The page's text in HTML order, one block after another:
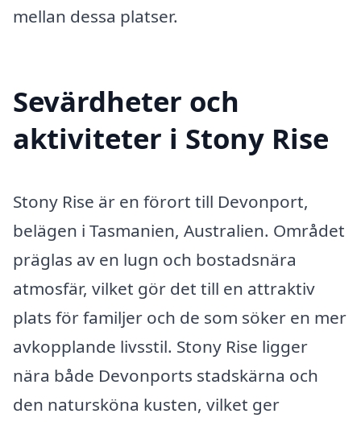
mellan dessa platser.
Sevärdheter och
aktiviteter i Stony Rise
Stony Rise är en förort till Devonport,
belägen i Tasmanien, Australien. Området
präglas av en lugn och bostadsnära
atmosfär, vilket gör det till en attraktiv
plats för familjer och de som söker en mer
avkopplande livsstil. Stony Rise ligger
nära både Devonports stadskärna och
den natursköna kusten, vilket ger